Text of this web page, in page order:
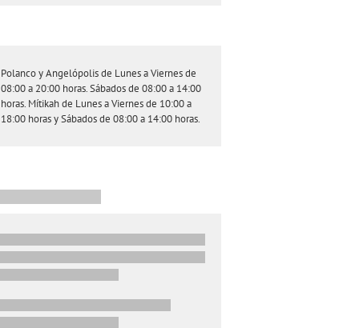
Polanco y Angelópolis de Lunes a Viernes de
08:00 a 20:00 horas. Sábados de 08:00 a 14:00
horas. Mítikah de Lunes a Viernes de 10:00 a
18:00 horas y Sábados de 08:00 a 14:00 horas.